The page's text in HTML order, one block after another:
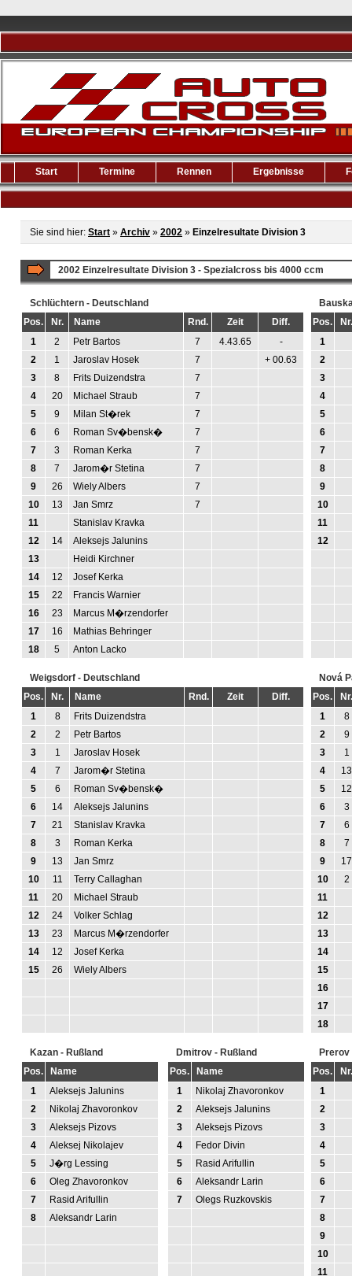
Start Termine Rennen Ergebnisse
Sie sind hier: Start » Archiv » 2002 » Einzelresultate Division 3
2002 Einzelresultate Division 3 - Spezialcross bis 4000 ccm
Schlüchtern - Deutschland
Pos.
Nr. Name Rnd. Zeit
Diff.
1
2 Petr Bartos 7 4.43.65
-
2
1 Jaroslav Hosek 7
+ 00.63
3
8 Frits Duizendstra
7
4
20 Michael Straub
7
5
9 Milan St�rek
7
6
6 Roman Sv�bensk�
7
7
3 Roman Kerka
7
8
7 Jarom�r Stetina
7
9
26 Wiely Albers
7
10
13 Jan Smrz
7
11
Stanislav Kravka
12
14
Aleksejs Jalunins
13
Heidi Kirchner
14
12
Josef Kerka
15
22
Francis Warnier
16
23
Marcus M�rzendorfer
17
16
Mathias Behringer
18
5 Anton Lacko
Pos.
Nr.
1
2
3
4
5
6
7
8
9
10
11
12
Weigsdorf - Deutschland
Pos.
Nr. Name Rnd. Zeit
Diff.
1
8
Frits Duizendstra
2
2
Petr Bartos
3
1
Jaroslav Hosek
4
7
Jarom�r Stetina
5
6
Roman Sv�bensk�
6
14
Aleksejs Jalunins
7
21
Stanislav Kravka
8
3
Roman Kerka
9
13
Jan Smrz
10
11
Terry Callaghan
11
20
Michael Straub
12
24
Volker Schlag
13
23
Marcus M�rzendorfer
14
12
Josef Kerka
15
26 Wiely Albers
Nová
Pos.
Nr.
1
8
2
9
3
1
4
13
5
12
6
3
7
6
8
7
9
17
10
2
11
12
13
14
15
16
17
18
Kazan - Rußland
Pos.
Name
1
Aleksejs Jalunins
2
Nikolaj Zhavoronkov
3
Aleksejs Pizovs
4
Aleksej Nikolajev
5
J�rg Lessing
6
Oleg Zhavoronkov
7
Rasid Arifullin
8
Aleksandr Larin
Dmitrov - Rußland
Pos.
Name
1
Nikolaj Zhavoronkov
2
Aleksejs Jalunins
3
Aleksejs Pizovs
4
Fedor Divin
5
Rasid Arifullin
6
Aleksandr Larin
7
Olegs Ruzkovskis
Prerov
Pos.
Nr.
1
2
3
4
5
6
7
8
9
10
11